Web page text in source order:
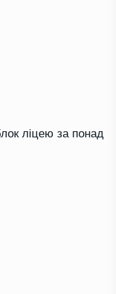
ліцею за понад